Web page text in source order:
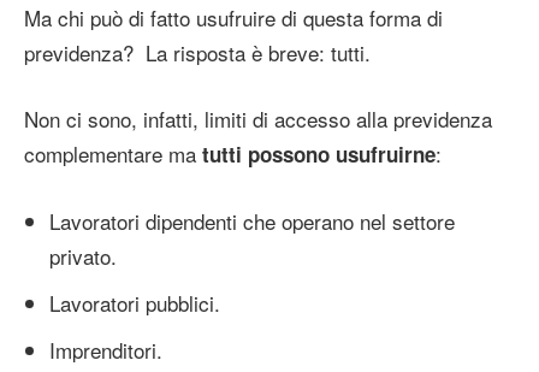
Ma chi può di fatto usufruire di questa forma di
previdenza? La risposta è breve: tutti.
Non ci sono, infatti, limiti di accesso alla previdenza
complementare ma tutti possono usufruirne:
Lavoratori dipendenti che operano nel settore
privato.
Lavoratori pubblici.
Imprenditori.